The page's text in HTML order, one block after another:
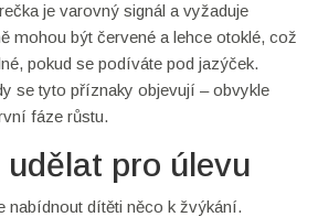
je varovný signál a vyžaduje
mohou být červené a lehce otoklé, což
pokud se podíváte pod jazýček.
se tyto příznaky objevují – obvykle
fáze růstu.
udělat pro úlevu
nabídnout dítěti něco k žvýkání.